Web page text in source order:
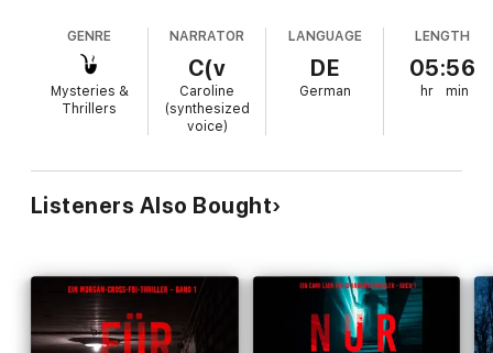
zuschlägt, ist es an May, sich zu beweisen. In diesem
actiongeladenen Thriller muss sie nicht nur ihre Schwester und
das FBI in den Schatten stellen, sondern gleichzeitig auch einen
teuflischen Mörder überlisten und zur Strecke bringen, bevor
er erneut zuschlägt.
Verschwunden)
erfahrene FBI-BAU-Agentin, die sie ständig in den Schatten
stellt, von den örtlichen Behörden zu Hilfe gerufen wird. Zu
allem Übel bringt der Fall auch noch dunkle Erinnerungen und
verborgene Familiengeheimnisse zum Vorschein – und weder
GENRE
Mysteries &
Thrillers
NARRATOR
C(v
Caroline
(synthesized
voice)
LANGUAGE
DE
German
LENGTH
05:56
hr min
Listeners Also Bought